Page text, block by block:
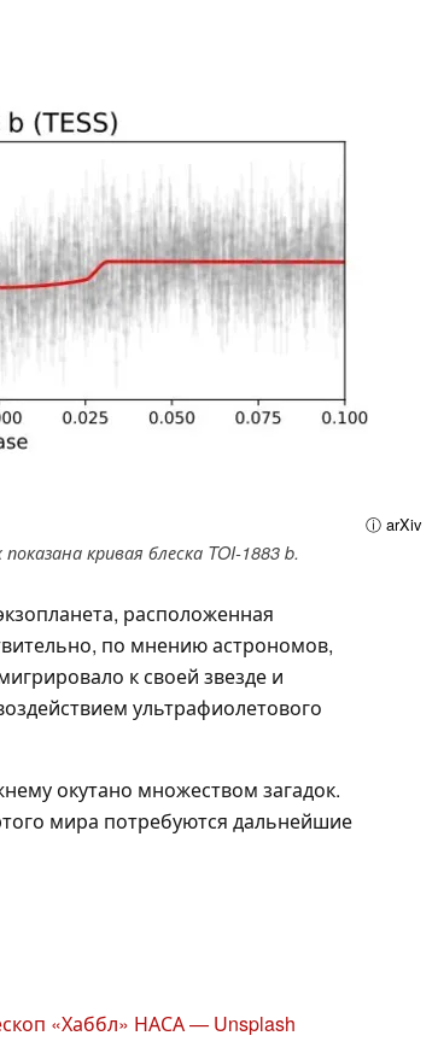
ⓘ arXiv
кривая блеска TOI-1883 b.
расположенная
по мнению астрономов,
к своей звезде и
ультрафиолетового
окутано множеством загадок.
мира потребуются дальнейшие
«Хаббл» НАСА — Unsplash